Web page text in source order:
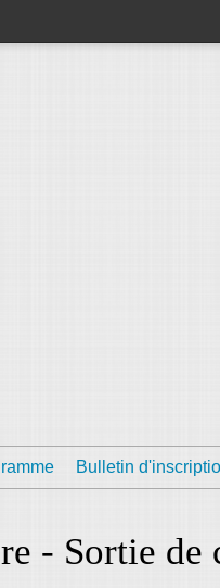
Bulletin
- Sortie de